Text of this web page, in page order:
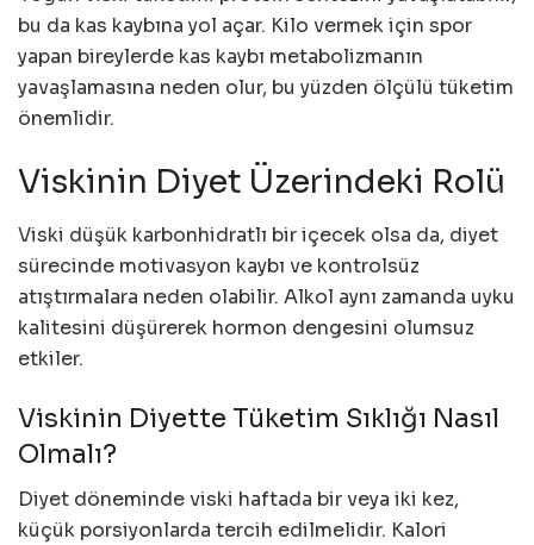
bu da kas kaybına yol açar. Kilo vermek için spor
yapan bireylerde kas kaybı metabolizmanın
yavaşlamasına neden olur, bu yüzden ölçülü tüketim
önemlidir.
Viskinin Diyet Üzerindeki Rolü
Viski düşük karbonhidratlı bir içecek olsa da, diyet
sürecinde motivasyon kaybı ve kontrolsüz
atıştırmalara neden olabilir. Alkol aynı zamanda uyku
kalitesini düşürerek hormon dengesini olumsuz
etkiler.
Viskinin Diyette Tüketim Sıklığı Nasıl
Olmalı?
Diyet döneminde viski haftada bir veya iki kez,
küçük porsiyonlarda tercih edilmelidir. Kalori